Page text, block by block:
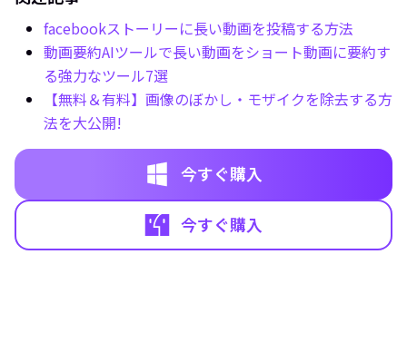
facebookストーリーに長い動画を投稿する方法
動画要約AIツールで長い動画をショート動画に要約す
る強力なツール7選
【無料＆有料】画像のぼかし・モザイクを除去する方
法を大公開!
今すぐ購入
今すぐ購入